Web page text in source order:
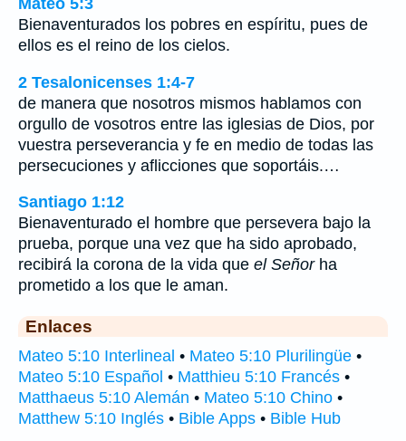
Mateo 5:3
Bienaventurados los pobres en espíritu, pues de
ellos es el reino de los cielos.
2 Tesalonicenses 1:4-7
de manera que nosotros mismos hablamos con
orgullo de vosotros entre las iglesias de Dios, por
vuestra perseverancia y fe en medio de todas las
persecuciones y aflicciones que soportáis.…
Santiago 1:12
Bienaventurado el hombre que persevera bajo la
prueba, porque una vez que ha sido aprobado,
recibirá la corona de la vida que el Señorha
prometido a los que le aman.
Enlaces
Mateo 5:10 Interlineal • Mateo 5:10 Plurilingüe •
Mateo 5:10 Español • Matthieu 5:10 Francés •
Matthaeus 5:10 Alemán • Mateo 5:10 Chino •
Matthew 5:10 Inglés • Bible Apps • Bible Hub